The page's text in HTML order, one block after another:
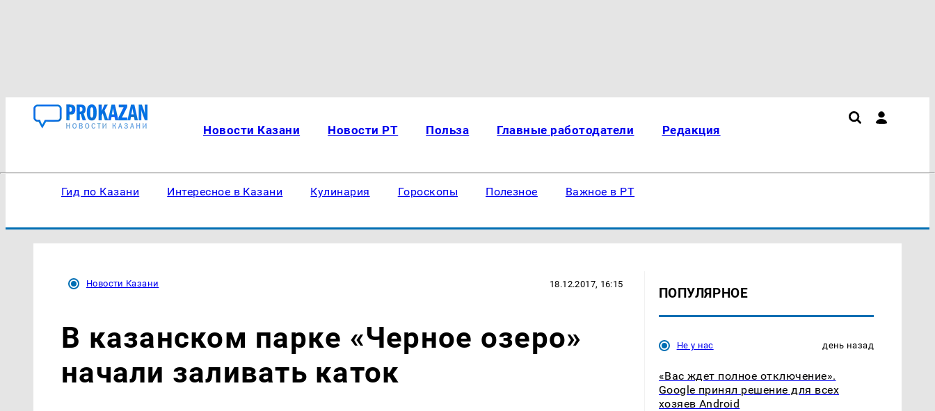
Новости Казани Новости РТ Польза Главные работодатели Редакция
Гид по Казани Интересное в Казани Кулинария Гороскопы Полезное Важное в РТ
Новости Казани 18.12.2017, 16:15
В казанском парке «Черное озеро»
начали заливать каток
ПОПУЛЯРНОЕ
Не у нас день назад
«Вас ждет полное отключение».
Google принял решение для всех
хозяев Android